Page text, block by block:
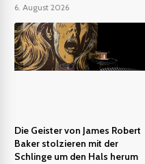
6. August 2026
Die Geister von James Robert
Baker stolzieren mit der
Schlinge um den Hals herum